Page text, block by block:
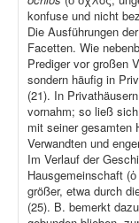
konfuse und nicht
Die Ausführungen
Facetten. Wie
Prediger vor großen
sondern häufig in
(21). In
vornahm; so ließ
mit seiner gesamten
Verwandten und
Im Verlauf der
Hausgemeinschaft
größer, etwa durch
(25). B. bemerkt